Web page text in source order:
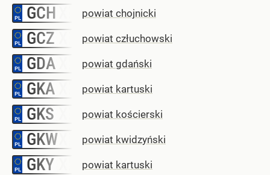
GCH powiat chojnicki
GCZ powiat człuchowski
GDA powiat gdański
GKA powiat kartuski
GKS powiat kościerski
GKW powiat kwidzyński
GKY powiat kartuski